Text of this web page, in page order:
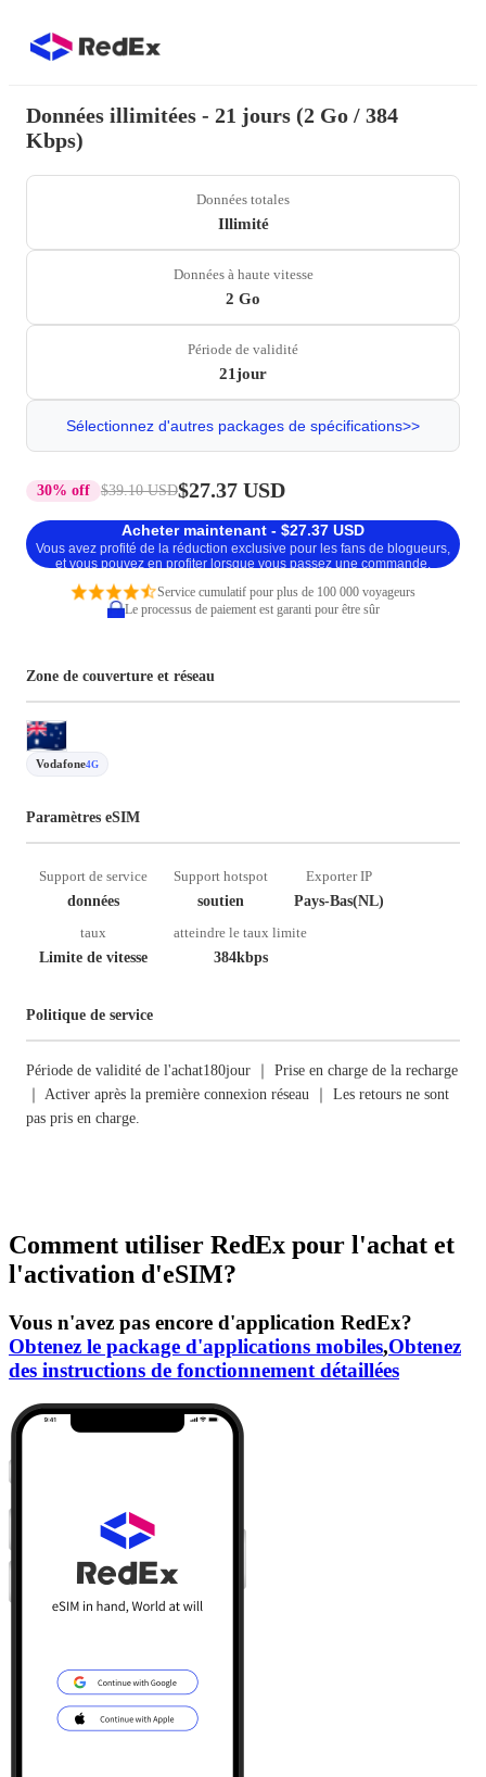
Données illimitées - 21 jours (2 Go / 384
Kbps)
Données totales
Illimité
Données à haute vitesse
2 Go
Période de validité
21jour
Sélectionnez d'autres packages de spécifications>>
30% off $39.10 USD$27.37 USD
Acheter maintenant - $27.37 USD
Vous avez profité de la réduction exclusive pour les fans de blogueurs,
et vous pouvez en profiter lorsque vous passez une commande.
Service cumulatif pour plus de 100 000 voyageurs
Le processus de paiement est garanti pour être sûr
Zone de couverture et réseau
Vodafone4G
Paramètres eSIM
Support de service
données
Support hotspot
soutien
Exporter IP
Pays-Bas(NL)
taux
Limite de vitesse
atteindre le taux limite
384kbps
Politique de service
Période de validité de l'achat180jour ｜ Prise en charge de la recharge
｜ Activer après la première connexion réseau ｜ Les retours ne sont
pas pris en charge.
Comment utiliser RedEx pour l'achat et
l'activation d'eSIM?
Vous n'avez pas encore d'application RedEx?
Obtenez le package d'applications mobiles,Obtenez
des instructions de fonctionnement détaillées